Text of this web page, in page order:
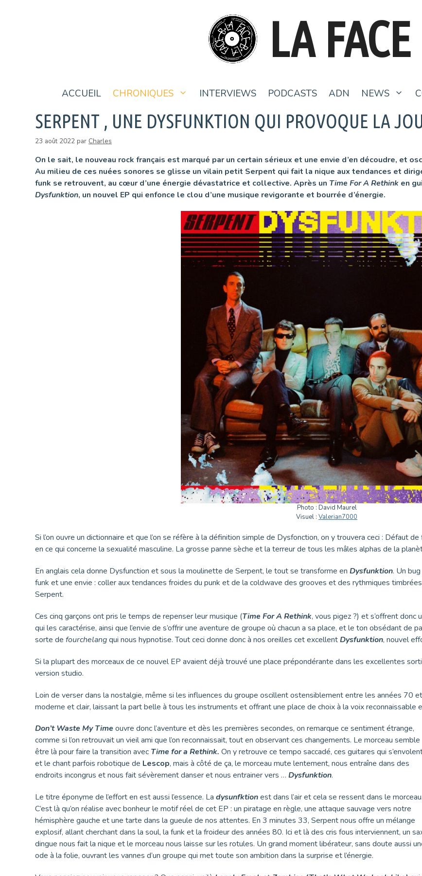
LA
ACCUEIL CHRONIQUES INTERVIEWS PODCASTS ADN NEWS
SERPENT , UNE DYSFUNKTION QUI PROVOQUE LA
23 août 2022 par Charles
On le sait, le nouveau rock français est marqué par un certain sérieux et une envie d’en découdre, et
Au milieu de ces nuées sonores se glisse un vilain petit Serpent qui fait la nique aux tendances et
funk se retrouvent, au cœur d’une énergie dévastatrice et collective. Après un Time For A Rethink en
Dysfunktion, un nouvel EP qui enfonce le clou d’une musique revigorante et bourrée d’énergie.
Photo : David Maurel
Visuel : Valerian7000
Si l’on ouvre un dictionnaire et que l’on se réfère à la définition simple de Dysfonction, on y trouvera ceci : Défaut
en ce qui concerne la sexualité masculine. La grosse panne sèche et la terreur de tous les mâles alphas de la
En anglais cela donne Dysfunction et sous la moulinette de Serpent, le tout se transforme en Dysfunktion. Un
funk et une envie : coller aux tendances froides du punk et de la coldwave des grooves et des rythmiques
Serpent.
Ces cinq garçons ont pris le temps de repenser leur musique (Time For A Rethink, vous pigez ?) et s’offrent donc
qui les caractérise, ainsi que l’envie de s’offrir une aventure de groupe où chacun a sa place, et le ton obsédant de
sorte de fourchelangqui nous hypnotise. Tout ceci donne donc à nos oreilles cet excellentDysfunktion, nouvel
Si la plupart des morceaux de ce nouvel EP avaient déjà trouvé une place prépondérante dans les excellentes
version studio.
Loin de verser dans la nostalgie, même si les influences du groupe oscillent ostensiblement entre les années 70
moderne et clair, laissant la part belle à tous les instruments et offrant une place de choix à la voix reconnaissable
Don’t Waste My Timeouvre donc l’aventure et dès les premières secondes, on remarque ce sentiment étrange,
comme si l’on retrouvait un vieil ami que l’on reconnaissait, tout en observant ces changements. Le morceau semble
être là pour faire la transition avec Time for a Rethink. On y retrouve ce tempo saccadé, ces guitares qui
et le chant parfois robotique de Lescop, mais à côté de ça, le morceau mute lentement, nous entraîne dans des
endroits incongrus et nous fait sévèrement danser et nous entrainer vers … Dysfunktion.
Le titre éponyme de l’effort en est aussi l’essence. La dysunfktionest dans l’air et cela se ressent dans le morceau.
C’est là qu’on réalise avec bonheur le motif réel de cet EP : un piratage en règle, une attaque sauvage vers notre
hémisphère gauche et une tarte dans la gueule de nos attentes. En 3 minutes 33, Serpent nous offre un mélange
explosif, allant cherchant dans la soul, la funk et la froideur des années 80. Ici et là des cris fous interviennent, un
dingue nous fait la nique et le morceau nous laisse sur les rotules. Un grand moment libérateur, sans doute aussi
ode à la folie, ouvrant les vannes d’un groupe qui met toute son ambition dans la surprise et l’énergie.